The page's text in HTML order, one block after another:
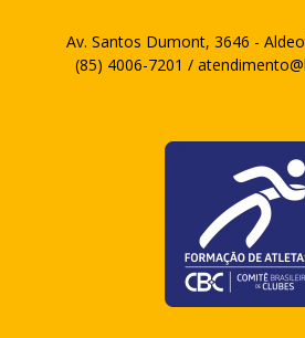
Av. Santos Dumont, 3646 -
(85) 4006-7201 /